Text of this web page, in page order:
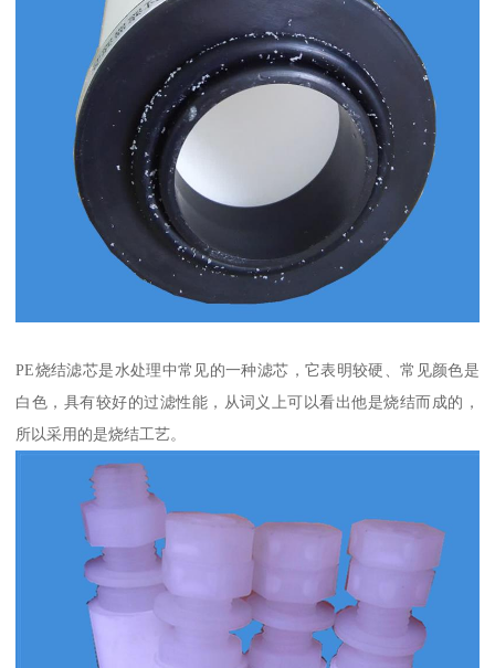
PE烧结滤芯是水处理中常见的一种滤芯，它表明较硬、常见颜色是
白色，具有较好的过滤性能，从词义上可以看出他是烧结而成的，
所以采用的是烧结工艺。